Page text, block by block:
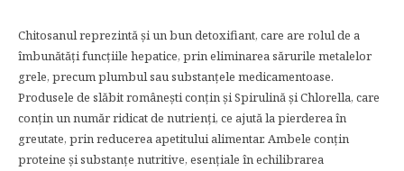
Chitosanul reprezintă şi un bun detoxifiant, care are rolul de a
îmbunătăţi funcţiile hepatice, prin eliminarea sărurile metalelor
grele, precum plumbul sau substanţele medicamentoase.
Produsele de slăbit româneşti conţin şi Spirulină şi Chlorella, care
conţin un număr ridicat de nutrienţi, ce ajută la pierderea în
greutate, prin reducerea apetitului alimentar. Ambele conţin
proteine şi substanţe nutritive, esenţiale în echilibrarea